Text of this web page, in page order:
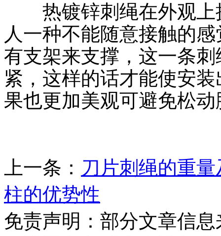
热镀锌刺绳在外观上
人一种不能随意接触的
有支架来支撑，这一条
紧，这样的话才能使安
果也更加美观可避免松
上一条： 刀片刺绳的重
柱的优势性
免责声明：部分文章信